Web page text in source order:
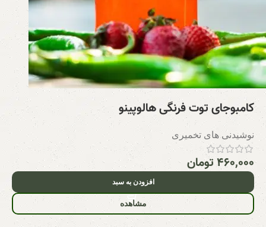
کامبوجای توت فرنگی هالوپينو
نوشیدنی های تخمیری
۴۶۰,۰۰۰تومان
افزودن به سبد
مشاهده